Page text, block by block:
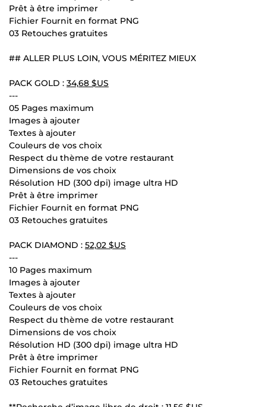
Prêt à être imprimer
Fichier Fournit en format PNG
03 Retouches gratuites
## ALLER PLUS LOIN, VOUS MÉRITEZ MIEUX
PACK GOLD : 34,68 $US
---
05 Pages maximum
Images à ajouter
Textes à ajouter
Couleurs de vos choix
Respect du thème de votre restaurant
Dimensions de vos choix
Résolution HD (300 dpi) image ultra HD
Prêt à être imprimer
Fichier Fournit en format PNG
03 Retouches gratuites
PACK DIAMOND : 52,02 $US
---
10 Pages maximum
Images à ajouter
Textes à ajouter
Couleurs de vos choix
Respect du thème de votre restaurant
Dimensions de vos choix
Résolution HD (300 dpi) image ultra HD
Prêt à être imprimer
Fichier Fournit en format PNG
03 Retouches gratuites